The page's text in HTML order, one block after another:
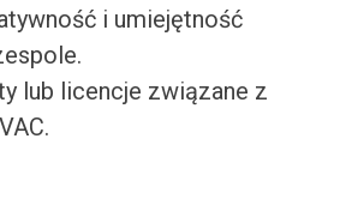
i umiejętność
lub licencje związane z